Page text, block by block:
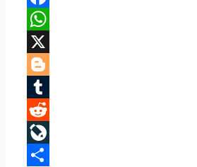
Facebook
WhatsApp
X
Blogger
Tumblr
Reddit
LiveJournal